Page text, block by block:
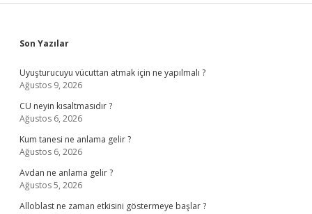
Sidebar
Son Yazılar
Uyuşturucuyu vücuttan atmak için ne yapılmalı ?
Ağustos 9, 2026
CU neyin kısaltmasıdır ?
Ağustos 6, 2026
Kum tanesi ne anlama gelir ?
Ağustos 6, 2026
Avdan ne anlama gelir ?
Ağustos 5, 2026
Alloblast ne zaman etkisini göstermeye başlar ?